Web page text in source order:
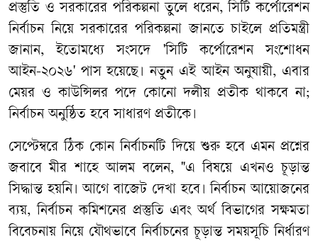
প্রস্তুতি ও সরকারের পরিকল্পনা তুলে ধরেন,সিটি কর্পোরেশন
নির্বাচন নিয়ে সরকারের পরিকল্পনা জানতে চাইলে প্রতিমন্ত্রী
জানান, ইতোমধ্যে সংসদে 'সিটি কর্পোরেশন সংশোধন
আইন-২০২৬' পাস হয়েছে। নতুন এই আইন অনুযায়ী, এবার
মেয়র ও কাউন্সিলর পদে কোনো দলীয় প্রতীক থাকবে না;
নির্বাচন অনুষ্ঠিত হবে সাধারণ প্রতীকে।
সেপ্টেম্বরে ঠিক কোন নির্বাচনটি দিয়ে শুরু হবে এমন প্রশ্নের
জবাবে মীর শাহে আলম বলেন, "এ বিষয়ে এখনও চূড়ান্ত
সিদ্ধান্ত হয়নি। আগে বাজেট দেখা হবে। নির্বাচন আয়োজনের
ব্যয়, নির্বাচন কমিশনের প্রস্তুতি এবং অর্থ বিভাগের সক্ষমতা
বিবেচনায় নিয়ে যৌথভাবে নির্বাচনের চূড়ান্ত সময়সূচি নির্ধারণ